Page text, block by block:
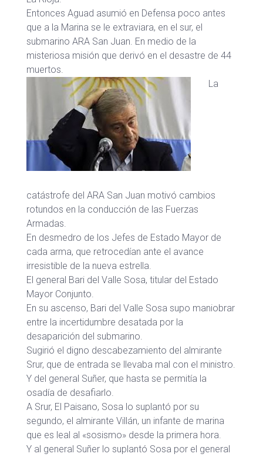
Entonces Aguad asumió en Defensa poco antes
que a la Marina se le extraviara, en el sur, el
submarino ARA San Juan. En medio de la
misteriosa misión que derivó en el desastre de 44
muertos.
La
catástrofe del ARA San Juan motivó cambios
rotundos en la conducción de las Fuerzas
Armadas.
En desmedro de los Jefes de Estado Mayor de
cada arma, que retrocedían ante el avance
irresistible de la nueva estrella.
El general Bari del Valle Sosa, titular del Estado
Mayor Conjunto.
En su ascenso, Bari del Valle Sosa supo maniobrar
entre la incertidumbre desatada por la
desaparición del submarino.
Sugirió el digno descabezamiento del almirante
Srur, que de entrada se llevaba mal con el ministro.
Y del general Suñer, que hasta se permitía la
osadía de desafiarlo.
A Srur, El Paisano, Sosa lo suplantó por su
segundo, el almirante Villán, un infante de marina
que es leal al «sosismo» desde la primera hora.
Y al general Suñer lo suplantó Sosa por el general